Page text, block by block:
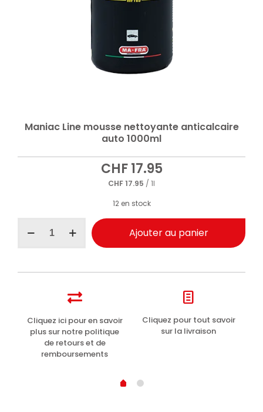
Maniac Line mousse nettoyante anticalcaire
auto 1000ml
CHF17.95
CHF17.95 / 1l
12 en stock
Ajouter au panier
Cliquez ici pour en savoir
plus sur notre politique
de retours et de
remboursements
Cliquez pour tout savoir
sur la livraison